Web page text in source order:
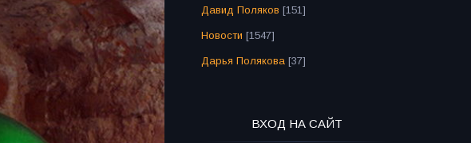
Давид Поляков [151]
Новости [1547]
Дарья Полякова [37]
ВХОД НА САЙТ